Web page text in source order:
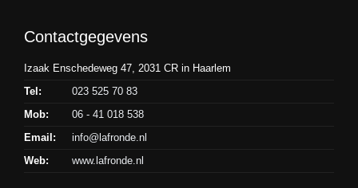
Contactgegevens
Izaak Enschedeweg 47, 2031 CR in Haarlem
Tel:
023 525 70 83
Mob:
06 - 41 018 538
Email:
info@lafronde.nl
Web:
www.lafronde.nl